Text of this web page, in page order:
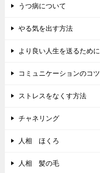
うつ病について
やる気を出す方法
より良い人生を送るために
コミュニケーションのコツ
ストレスをなくす方法
チャネリング
人相 ほくろ
人相 髪の毛